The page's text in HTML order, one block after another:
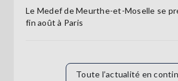
Le Medef de Meurthe-et-Moselle se
fin août à Paris
Toute l’actualité en